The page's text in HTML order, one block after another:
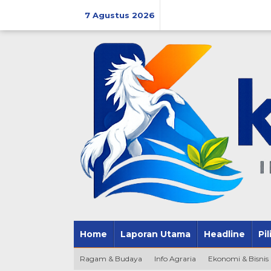
7 Agustus 2026
Home Laporan Utama Headline
Ragam & Budaya Info Agraria Ekonomi & Bisnis